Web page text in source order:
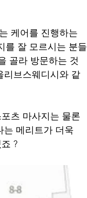
케어를 진행하는
를 잘 모르시는 분들
골라 방문하는 것
리브스웨디시와 같
츠 마사지는 물론
는 메리트가 더욱
?